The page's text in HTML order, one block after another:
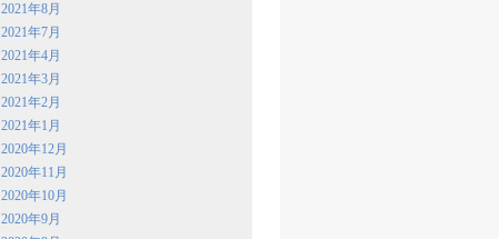
2021年8月
2021年7月
2021年4月
2021年3月
2021年2月
2021年1月
2020年12月
2020年11月
2020年10月
2020年9月